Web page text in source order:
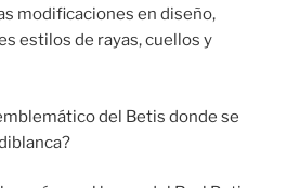
modificaciones en diseño,
estilos de rayas, cuellos y
del Betis donde se